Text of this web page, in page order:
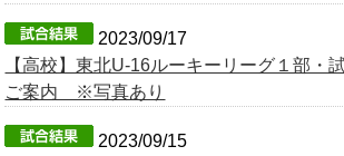
2023/09/17
【高校】東北U-16ルーキーリーグ１部・
ご案内 ※写真あり
2023/09/15